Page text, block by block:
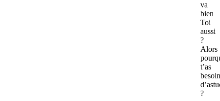
va
bien
Toi
aussi
?
Alors
t’as
besoin
?